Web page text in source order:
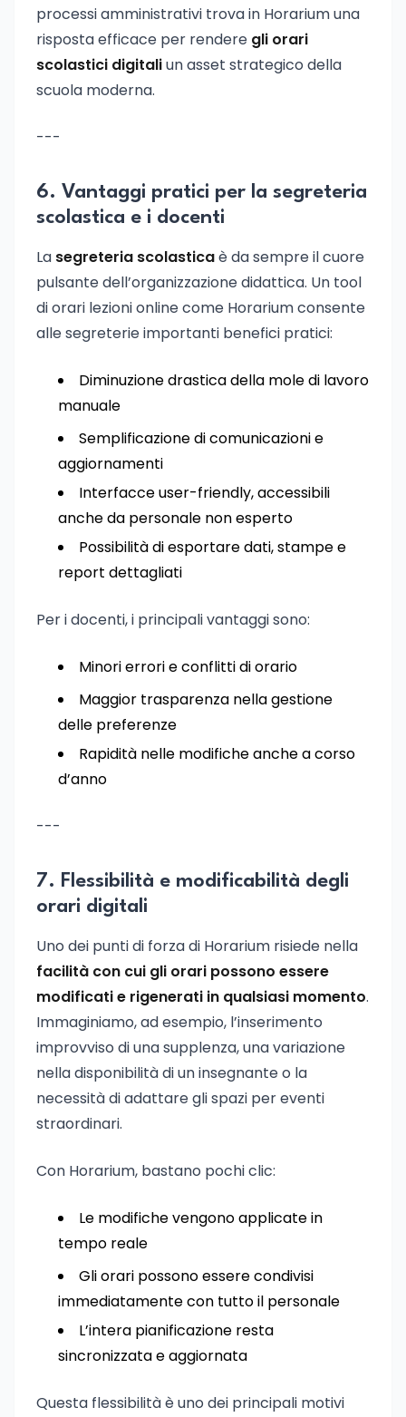
processi amministrativi trova in Horarium una
risposta efficace per rendere gli orari
scolastici digitaliun asset strategico della
scuola moderna.
---
6. Vantaggi pratici per la segreteria
scolastica e i docenti
La segreteria scolasticaè da sempre il cuore
pulsante dell’organizzazione didattica. Un tool
di orari lezioni online come Horarium consente
alle segreterie importanti benefici pratici:
Diminuzione drastica della mole di lavoro
manuale
Semplificazione di comunicazioni e
aggiornamenti
Interfacce user-friendly, accessibili
anche da personale non esperto
Possibilità di esportare dati, stampe e
report dettagliati
Per i docenti, i principali vantaggi sono:
Minori errori e conflitti di orario
Maggior trasparenza nella gestione
delle preferenze
Rapidità nelle modifiche anche a corso
d’anno
---
7. Flessibilità e modificabilità degli
orari digitali
Uno dei punti di forza di Horarium risiede nella
facilità con cui gli orari possono essere
modificati e rigenerati in qualsiasi momento.
Immaginiamo, ad esempio, l’inserimento
improvviso di una supplenza, una variazione
nella disponibilità di un insegnante o la
necessità di adattare gli spazi per eventi
straordinari.
Con Horarium, bastano pochi clic:
Le modifiche vengono applicate in
tempo reale
Gli orari possono essere condivisi
immediatamente con tutto il personale
L’intera pianificazione resta
sincronizzata e aggiornata
Questa flessibilità è uno dei principali motivi